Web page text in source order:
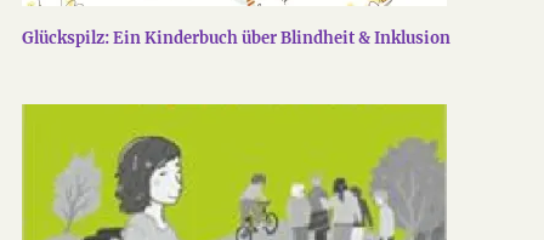
Glückspilz: Ein Kinderbuch über Blindheit & Inklusion